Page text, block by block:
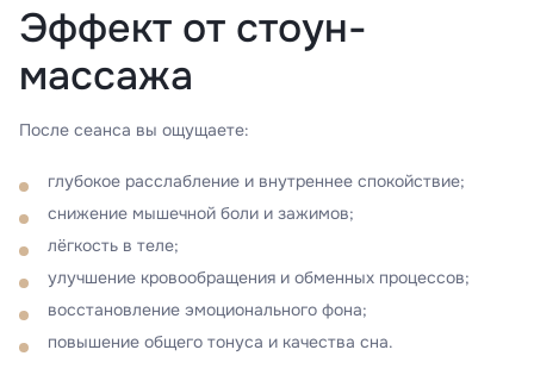
Эффект от стоун-
массажа
После сеанса вы ощущаете:
глубокое расслабление и внутреннее спокойствие;
снижение мышечной боли и зажимов;
лёгкость в теле;
улучшение кровообращения и обменных процессов;
восстановление эмоционального фона;
повышение общего тонуса и качества сна.